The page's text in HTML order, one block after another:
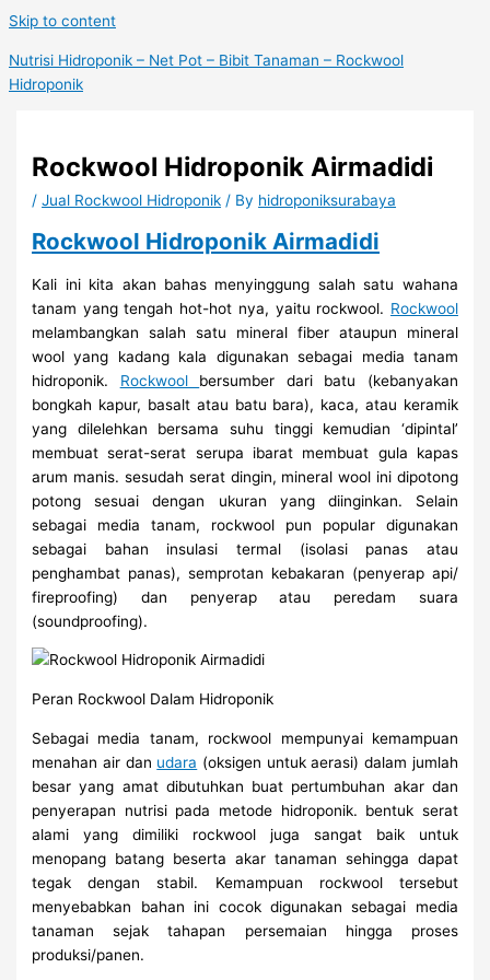
Skip to content
Nutrisi Hidroponik – Net Pot – Bibit Tanaman – Rockwool
Hidroponik
Rockwool Hidroponik Airmadidi
/Jual Rockwool Hidroponik / By hidroponiksurabaya
Rockwool Hidroponik Airmadidi
Kali ini kita akan bahas menyinggung salah satu wahana
tanam yang tengah hot-hot nya, yaitu rockwool. Rockwool
melambangkan salah satu mineral fiber ataupun mineral
wool yang kadang kala digunakan sebagai media tanam
hidroponik. Rockwool bersumber dari batu (kebanyakan
bongkah kapur, basalt atau batu bara), kaca, atau keramik
yang dilelehkan bersama suhu tinggi kemudian ‘dipintal’
membuat serat-serat serupa ibarat membuat gula kapas
arum manis. sesudah serat dingin, mineral wool ini dipotong
potong sesuai dengan ukuran yang diinginkan. Selain
sebagai media tanam, rockwool pun popular digunakan
sebagai bahan insulasi termal (isolasi panas atau
penghambat panas), semprotan kebakaran (penyerap api/
fireproofing) dan penyerap atau peredam suara
(soundproofing).
Peran Rockwool Dalam Hidroponik
Sebagai media tanam, rockwool mempunyai kemampuan
menahan air dan udara (oksigen untuk aerasi) dalam jumlah
besar yang amat dibutuhkan buat pertumbuhan akar dan
penyerapan nutrisi pada metode hidroponik. bentuk serat
alami yang dimiliki rockwool juga sangat baik untuk
menopang batang beserta akar tanaman sehingga dapat
tegak dengan stabil. Kemampuan rockwool tersebut
menyebabkan bahan ini cocok digunakan sebagai media
tanaman sejak tahapan persemaian hingga proses
produksi/panen.